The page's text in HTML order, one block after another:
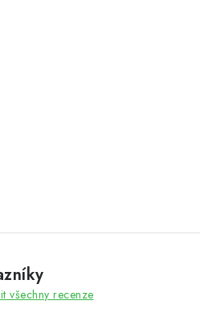
všechny recenze